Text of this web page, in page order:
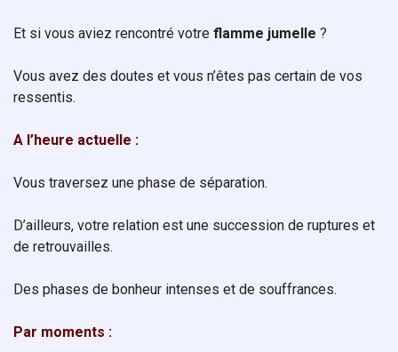
Et si vous aviez rencontré votre flamme jumelle ?
Vous avez des doutes et vous n’êtes pas certain de vos
ressentis.
A l’heure actuelle :
Vous traversez une phase de séparation.
D’ailleurs, votre relation est une succession de ruptures et
de retrouvailles.
Des phases de bonheur intenses et de souffrances.
Par moments :